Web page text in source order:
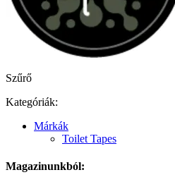
Szűrő
Kategóriák:
Márkák
Toilet Tapes
Magazinunkból: